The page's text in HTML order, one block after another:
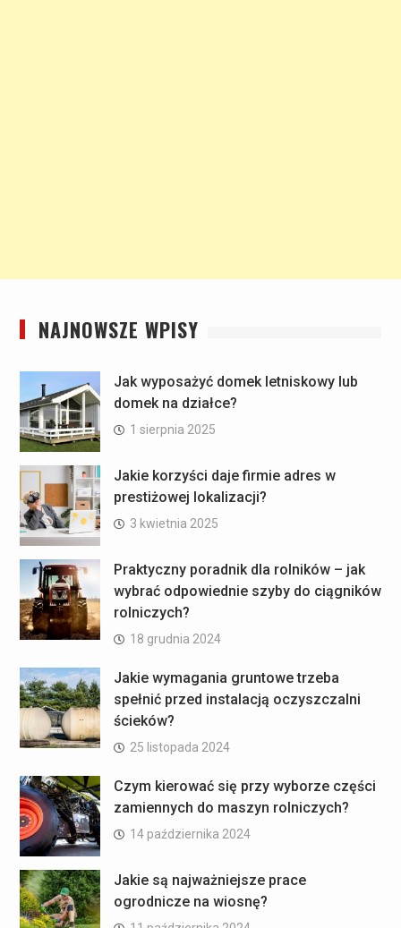
NAJNOWSZE WPISY
Jak wyposażyć domek letniskowy lub
domek na działce?
1 sierpnia 2025
Jakie korzyści daje firmie adres w
prestiżowej lokalizacji?
3 kwietnia 2025
Praktyczny poradnik dla rolników – jak
wybrać odpowiednie szyby do ciągników
rolniczych?
18 grudnia 2024
Jakie wymagania gruntowe trzeba
spełnić przed instalacją oczyszczalni
ścieków?
25 listopada 2024
Czym kierować się przy wyborze części
zamiennych do maszyn rolniczych?
14 października 2024
Jakie są najważniejsze prace
ogrodnicze na wiosnę?